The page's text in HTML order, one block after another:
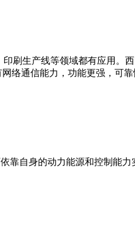
刷生产线等领域都有应用。
络通信能力，功能更强，可靠
靠自身的动力能源和控制能